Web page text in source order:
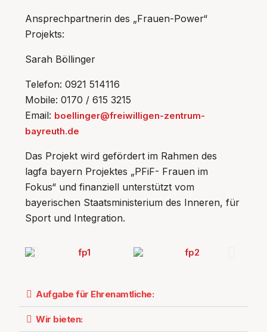
Ansprechpartnerin des „Frauen-Power“
Projekts:
Sarah Böllinger
Telefon: 0921 514116
Mobile: 0170 / 615 3215
Email: boellinger@freiwilligen-zentrum-
bayreuth.de
Das Projekt wird gefördert im Rahmen des
lagfa bayern Projektes „PFiF- Frauen im
Fokus“ und finanziell unterstützt vom
bayerischen Staatsministerium des Inneren, für
Sport und Integration.
Aufgabe für Ehrenamtliche:
Wir bieten: